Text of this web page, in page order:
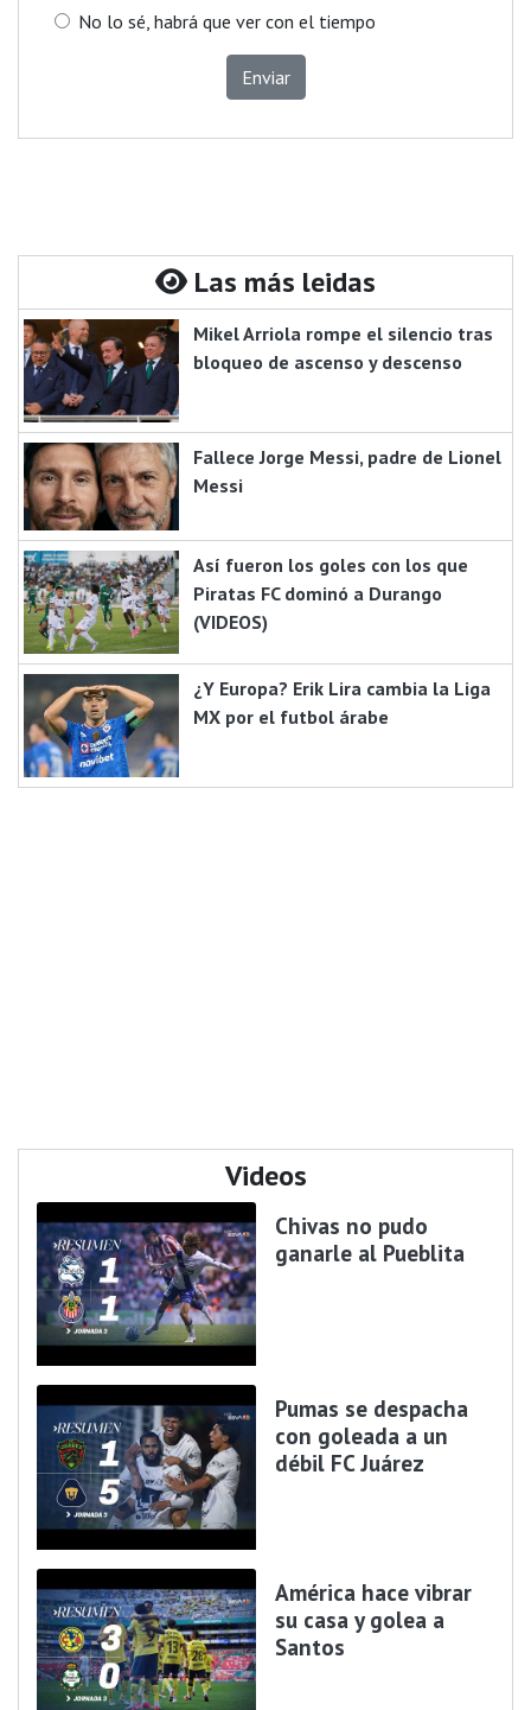
No lo sé, habrá que ver con el tiempo
Enviar
Las más leidas
Mikel Arriola rompe el silencio tras
bloqueo de ascenso y descenso
Fallece Jorge Messi, padre de Lionel
Messi
Así fueron los goles con los que
Piratas FC dominó a Durango
(VIDEOS)
¿Y Europa? Erik Lira cambia la Liga
MX por el futbol árabe
Videos
Chivas no pudo
ganarle al Pueblita
Pumas se despacha
con goleada a un
débil FC Juárez
América hace vibrar
su casa y golea a
Santos